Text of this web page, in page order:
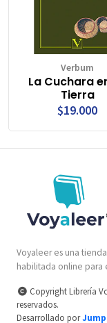
Verbum
La Cuchara
Tierra
$19.000
Voyaleer es una
habilitada online para
Copyright Librería
reservados.
Desarrollado por